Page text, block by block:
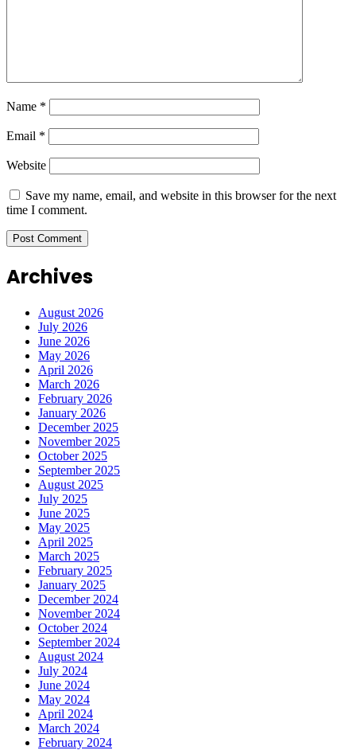
Name *
Email *
Website
Save my name, email, and website in this browser for the next
time I comment.
Archives
August 2026
July 2026
June 2026
May 2026
April 2026
March 2026
February 2026
January 2026
December 2025
November 2025
October 2025
September 2025
August 2025
July 2025
June 2025
May 2025
April 2025
March 2025
February 2025
January 2025
December 2024
November 2024
October 2024
September 2024
August 2024
July 2024
June 2024
May 2024
April 2024
March 2024
February 2024